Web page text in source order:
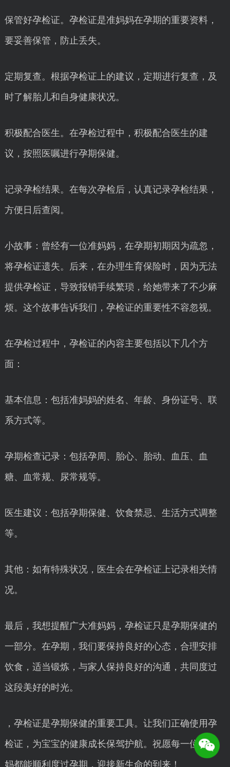
保管好孕检证。孕检证是准妈妈在孕期的重要资料，
要妥善保管，防止丢失。
定期复查。根据孕检证上的建议，定期进行复查，及
时了解胎儿和自身健康状况。
积极配合医生。在孕检过程中，积极配合医生的建
议，按照医嘱进行孕期保健。
记录孕检结果。在每次孕检后，认真记录孕检结果，
方便日后查阅。
小故事：曾经有一位准妈妈，在孕期初期因为疏忽，
将孕检证遗失。后来，在办理生育保险时，因为无法
提供孕检证，导致报销手续繁琐，给她带来了不少麻
烦。这个故事告诉我们，孕检证的重要性不容忽视。
在孕检过程中，孕检证的内容主要包括以下几个方
面：
基本信息：包括准妈妈的姓名、年龄、身份证号、联
系方式等。
孕期检查记录：包括孕周、胎心、胎动、血压、血
糖、血常规、尿常规等。
医生建议：包括孕期保健、饮食禁忌、生活方式调整
等。
其他：如有特殊状况，医生会在孕检证上记录相关情
况。
最后，我想提醒广大准妈妈，孕检证只是孕期保健的
一部分。在孕期，我们要保持良好的心态，合理安排
饮食，适当锻炼，与家人保持良好的沟通，共同度过
这段美好的时光。
，孕检证是孕期保健的重要工具。让我们正确使用孕
检证，为宝宝的健康成长保驾护航。祝愿每一位准妈
妈都能顺利度过孕期，迎接新生命的到来！